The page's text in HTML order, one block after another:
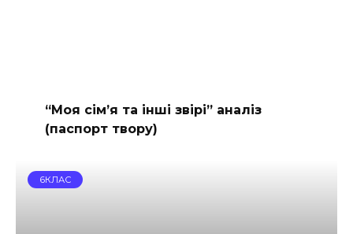
“Моя сімʼя та інші звірі” аналіз
(паспорт твору)
6КЛАС